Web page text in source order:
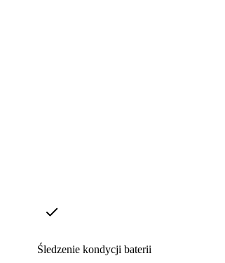
Śledzenie kondycji baterii